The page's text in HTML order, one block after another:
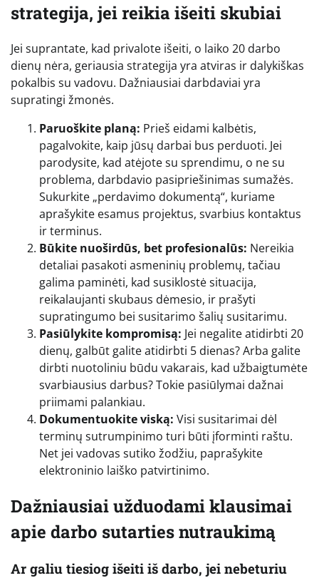
strategija, jei reikia išeiti skubiai
Jei suprantate, kad privalote išeiti, o laiko 20 darbo
dienų nėra, geriausia strategija yra atviras ir dalykiškas
pokalbis su vadovu. Dažniausiai darbdaviai yra
supratingi žmonės.
Paruoškite planą: Prieš eidami kalbėtis,
pagalvokite, kaip jūsų darbai bus perduoti. Jei
parodysite, kad atėjote su sprendimu, o ne su
problema, darbdavio pasipriešinimas sumažės.
Sukurkite „perdavimo dokumentą“, kuriame
aprašykite esamus projektus, svarbius kontaktus
ir terminus.
Būkite nuoširdūs, bet profesionalūs: Nereikia
detaliai pasakoti asmeninių problemų, tačiau
galima paminėti, kad susiklostė situacija,
reikalaujanti skubaus dėmesio, ir prašyti
supratingumo bei susitarimo šalių susitarimu.
Pasiūlykite kompromisą: Jei negalite atidirbti 20
dienų, galbūt galite atidirbti 5 dienas? Arba galite
dirbti nuotoliniu būdu vakarais, kad užbaigtumėte
svarbiausius darbus? Tokie pasiūlymai dažnai
priimami palankiau.
Dokumentuokite viską: Visi susitarimai dėl
terminų sutrumpinimo turi būti įforminti raštu.
Net jei vadovas sutiko žodžiu, paprašykite
elektroninio laiško patvirtinimo.
Dažniausiai užduodami klausimai
apie darbo sutarties nutraukimą
Ar galiu tiesiog išeiti iš darbo, jei nebeturiu